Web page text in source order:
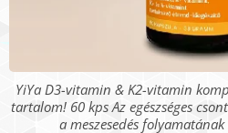
YiYa D3-vitamin & K2-vitamin
tartalom! 60 kps Az egészséges
a meszesedés